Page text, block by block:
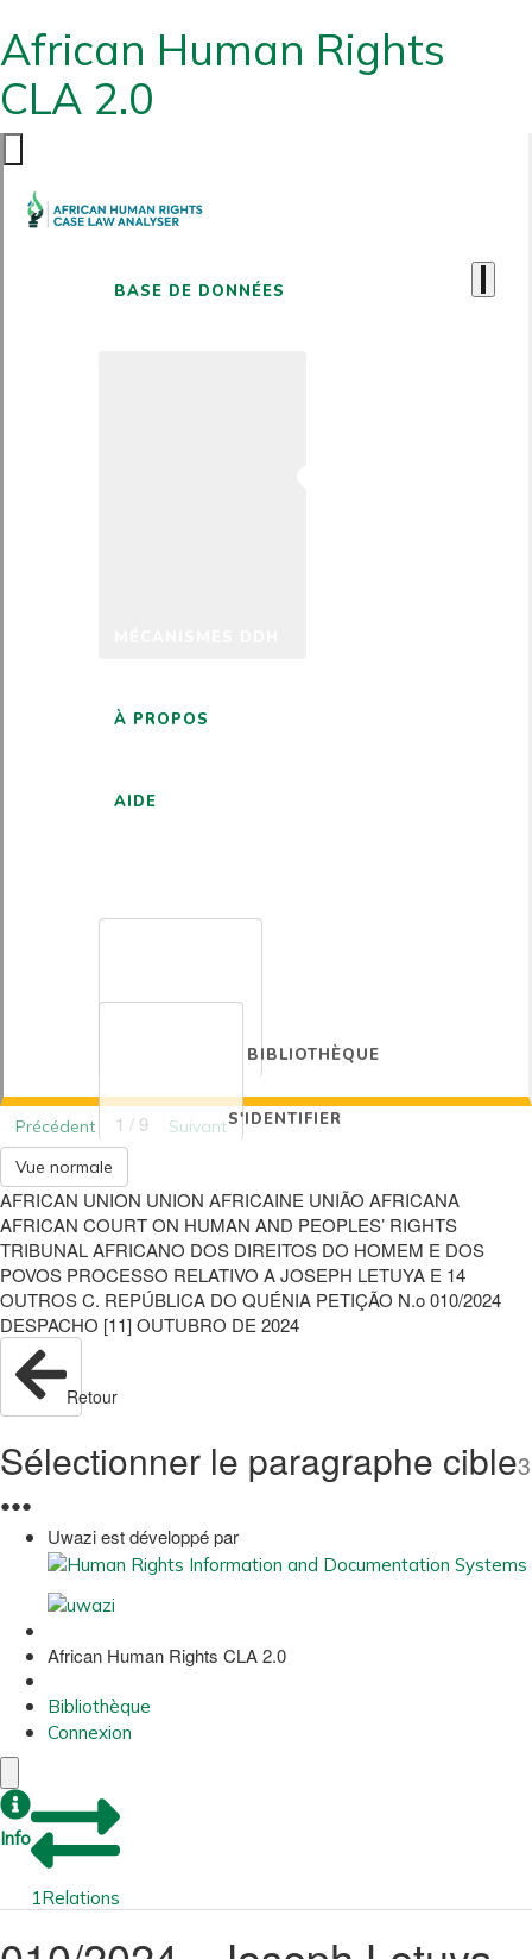
African Human Rights
CLA 2.0
BASE DE DONNÉES
À PROPOS
AIDE
BIBLIOTHÈQUE
S'IDENTIFIER
Précédent 1 / 9
Suivant
Vue normale
AFRICAN UNION UNION AFRICAINE UNIÃO AFRICANA
AFRICAN COURT ON HUMAN AND PEOPLES’ RIGHTS
TRIBUNAL AFRICANO DOS DIREITOS DO HOMEM E DOS
POVOS PROCESSO RELATIVO A JOSEPH LETUYA E 14
OUTROS C. REPÚBLICA DO QUÉNIA PETIÇÃO N.o 010/2024
DESPACHO [11] OUTUBRO DE 2024
Retour
Sélectionner le paragraphe cible3
●●●
Uwazi est développé par
African Human Rights CLA 2.0
Bibliothèque
Connexion
Info
1Relations